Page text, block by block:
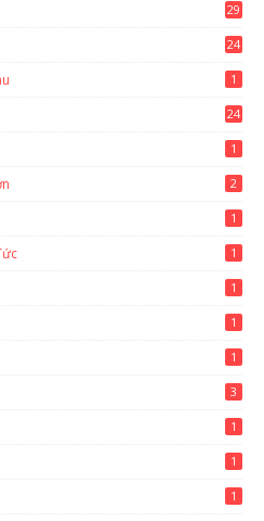
29
24
1
24
1
2
1
1
1
1
1
3
1
1
1